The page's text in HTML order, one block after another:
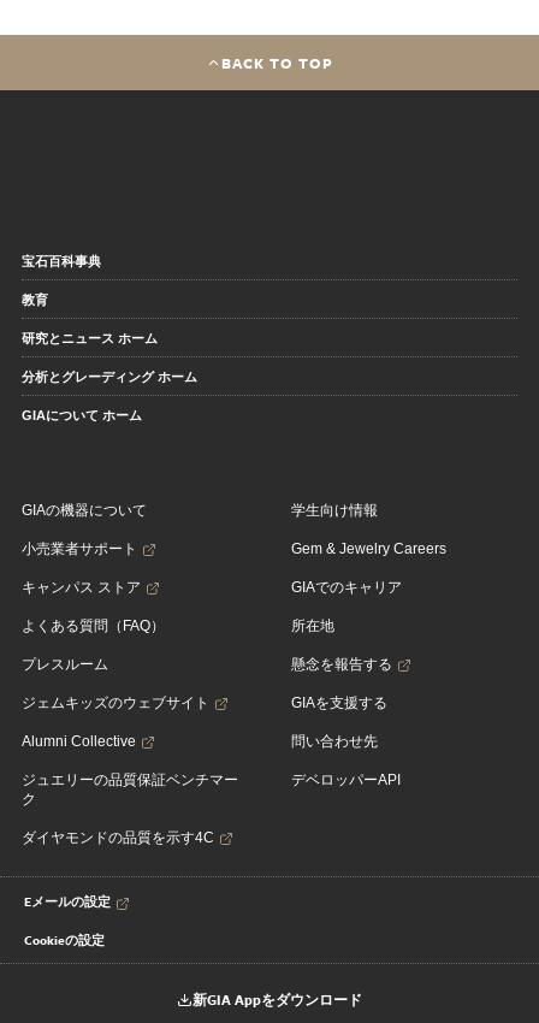
BACK TO TOP
宝石百科事典
教育
研究とニュース ホーム
分析とグレーディング ホーム
GIAについて ホーム
GIAの機器について
小売業者サポート
キャンパス ストア
よくある質問（FAQ）
プレスルーム
ジェムキッズのウェブサイト
Alumni Collective
ジュエリーの品質保証ベンチマー
ク
ダイヤモンドの品質を示す4C
学生向け情報
Gem & Jewelry Careers
GIAでのキャリア
所在地
懸念を報告する
GIAを支援する
問い合わせ先
デベロッパーAPI
Eメールの設定
Cookieの設定
新GIA Appをダウンロード